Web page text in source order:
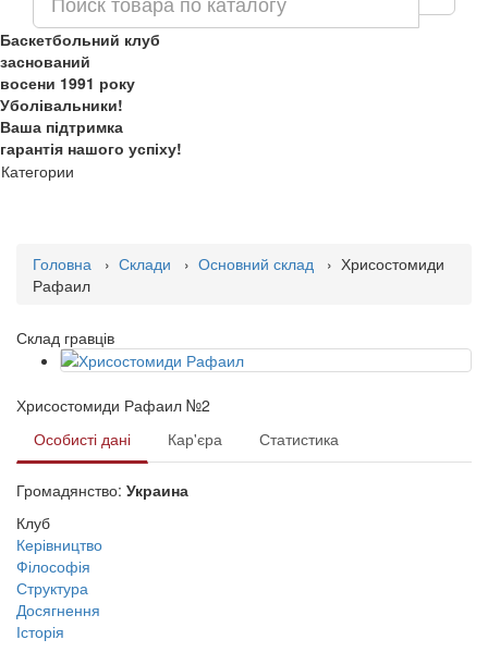
Баскетбольний клуб
заснований
восени 1991 року
Уболівальники!
Ваша підтримка
гарантія нашого успіху!
Категории
Головна › Склади › Основний склад › Хрисостомиди
Рафаил
Склад гравців
Хрисостомиди Рафаил №2
Особисті дані
Кар'єра Статистика
Громадянство: Украина
Клуб
Керівництво
Філософія
Структура
Досягнення
Історія